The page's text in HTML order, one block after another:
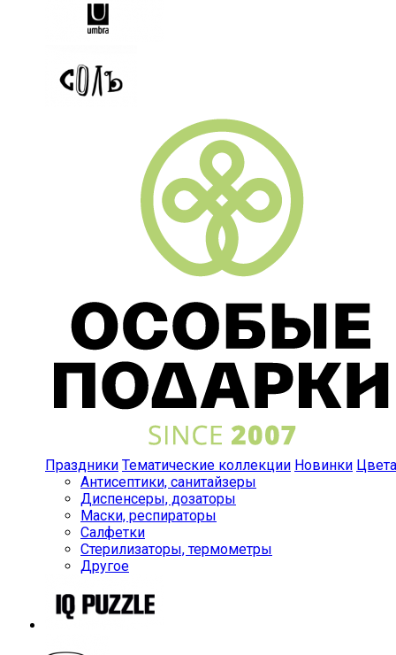
Праздники Тематические коллекции Новинки Цвета
Антисептики, санитайзеры
Диспенсеры, дозаторы
Маски, респираторы
Салфетки
Стерилизаторы, термометры
Другое